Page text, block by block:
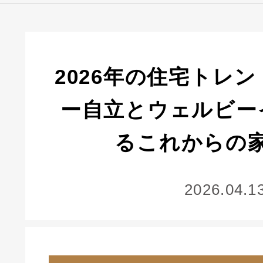
2026年の住宅トレ
ー自立とウェルビ
るこれからの